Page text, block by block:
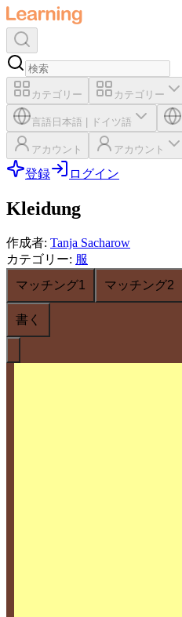
カテゴリー カテゴリー
言語 日本語 ドイツ語
アカウント アカウント
登録 ログイン
Kleidung
作成者: Tanja Sacharow
カテゴリー: 服
マッチング1
マッチング2
書く